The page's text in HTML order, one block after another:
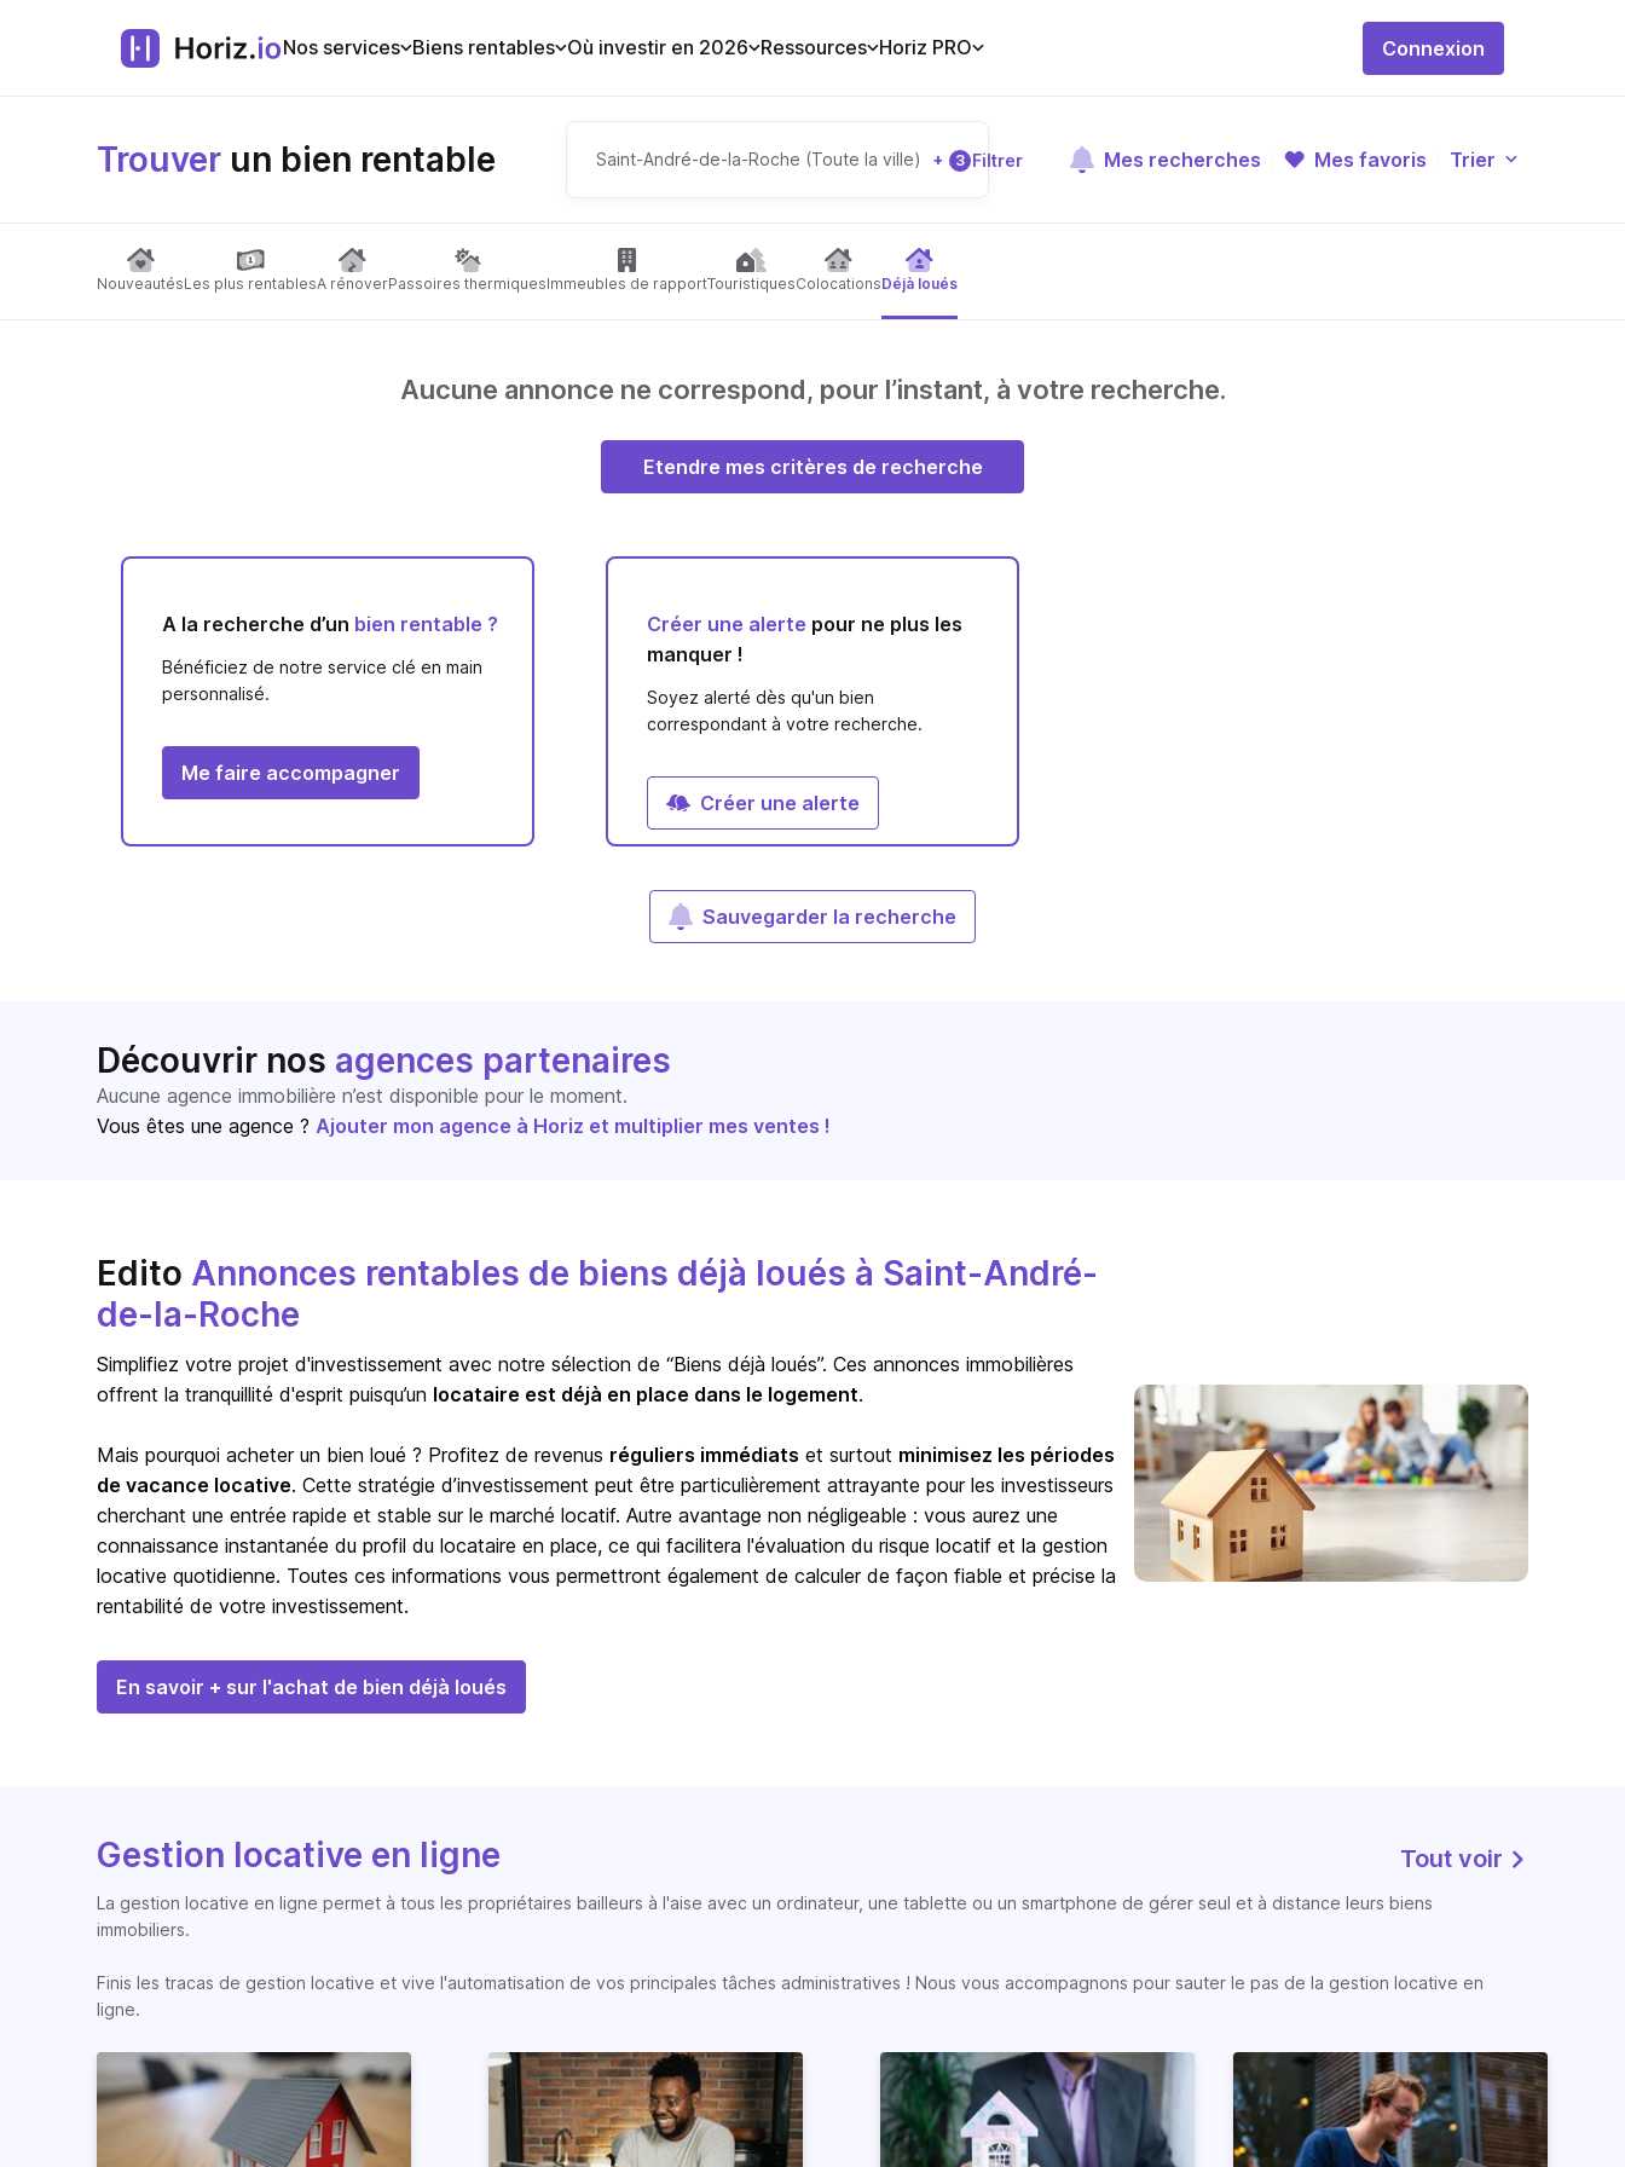
Nos services Biens rentables Où investir en 2026 Ressources Horiz PRO Connexion
Trouver un bien rentable Saint-André-de-la-Roche (Toute la ville) + 3 Filtrer Mes recherches Mes favoris Trier
NouveautésLes plus rentablesA rénoverPassoires thermiquesImmeubles de rapportTouristiquesColocationsDéjà loués
Aucune annonce ne correspond, pour l’instant, à votre recherche.
Etendre mes critères de recherche
A la recherche d’un bien rentable ?
Bénéficiez de notre service clé en main
personnalisé.
Me faire accompagner
Créer une alerte pour ne plus les
manquer !
Soyez alerté dès qu'un bien
correspondant à votre recherche.
Créer une alerte
Sauvegarder la recherche
Découvrir nos agences partenaires
Aucune agence immobilière n’est disponible pour le moment.
Vous êtes une agence ? Ajouter mon agence à Horiz et multiplier mes ventes !
Edito Annonces rentables de biens déjà loués à Saint-André-
de-la-Roche
Simplifiez votre projet d'investissement avec notre sélection de “Biens déjà loués”. Ces annonces immobilières
offrent la tranquillité d'esprit puisqu’un locataire est déjà en place dans le logement.
Mais pourquoi acheter un bien loué ? Profitez de revenus réguliers immédiats et surtout minimisez les périodes
de vacance locative. Cette stratégie d’investissement peut être particulièrement attrayante pour les investisseurs
cherchant une entrée rapide et stable sur le marché locatif. Autre avantage non négligeable : vous aurez une
connaissance instantanée du profil du locataire en place, ce qui facilitera l'évaluation du risque locatif et la gestion
locative quotidienne. Toutes ces informations vous permettront également de calculer de façon fiable et précise la
rentabilité de votre investissement.
En savoir + sur l'achat de bien déjà loués
Gestion locative en ligne Tout voir
La gestion locative en ligne permet à tous les propriétaires bailleurs à l'aise avec un ordinateur, une tablette ou un smartphone de gérer seul et à distance leurs biens
immobiliers.
Finis les tracas de gestion locative et vive l'automatisation de vos principales tâches administratives ! Nous vous accompagnons pour sauter le pas de la gestion locative en
ligne.